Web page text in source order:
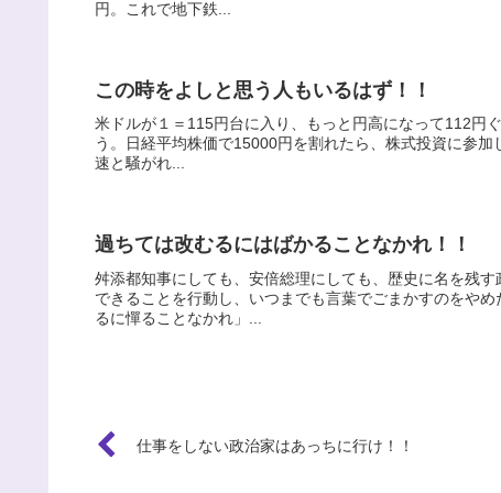
円。これで地下鉄...
この時をよしと思う人もいるはず！！
米ドルが１＝115円台に入り、もっと円高になって112円
う。日経平均株価で15000円を割れたら、株式投資に参
速と騒がれ...
過ちては改むるにはばかることなかれ！！
舛添都知事にしても、安倍総理にしても、歴史に名を残
できることを行動し、いつまでも言葉でごまかすのをや
るに憚ることなかれ」...
仕事をしない政治家はあっちに行け！！